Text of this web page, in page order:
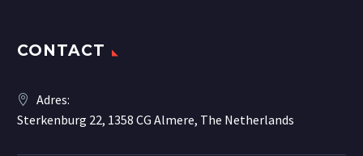
CONTACT
Adres:
Sterkenburg 22, 1358 CG Almere, The Netherlands